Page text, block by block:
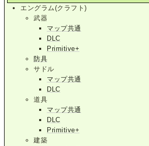
エングラム(クラフト)
武器
マップ共通
DLC
Primitive+
防具
サドル
マップ共通
DLC
道具
マップ共通
DLC
Primitive+
建築